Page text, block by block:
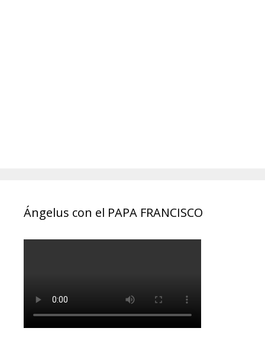
Ángelus con el PAPA FRANCISCO